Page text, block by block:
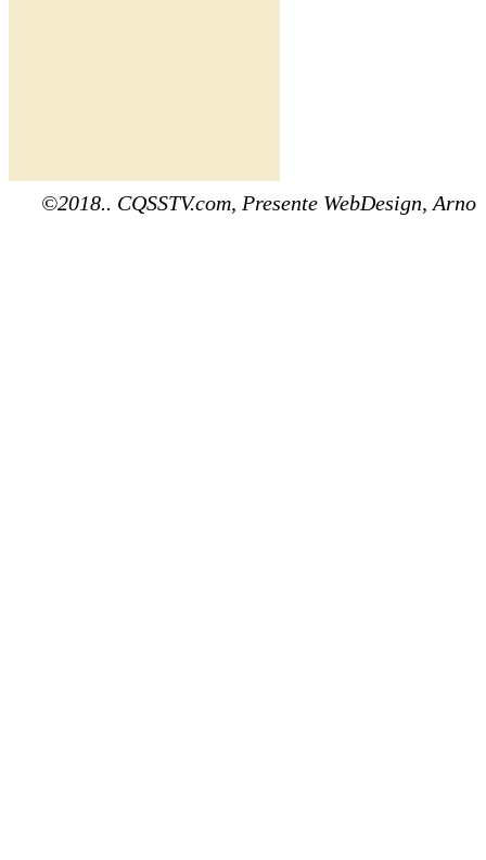
©2018.. CQSSTV.com, Presente WebDesign, Arno